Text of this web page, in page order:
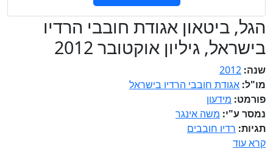
הגל, ביטאון אגודת חובבי הרדיו
בישראל, גיליון אוקטובר 2012
שנה: 2012
מו"ל: אגודת חובבי הרדיו בישראל
פורמט: מידעון
נמסר ע"י: משה אינגר
תגיות: רדיו חובבים
קרא עוד